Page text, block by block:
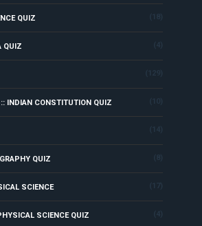
QUIZ (18)
QUIZ (4)
(129)
:: INDIAN CONSTITUTION QUIZ (10)
(14)
QUIZ (8)
SCIENCE (17)
PHYSICAL SCIENCE QUIZ (4)